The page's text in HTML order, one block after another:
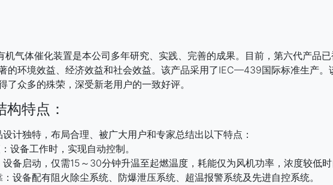
气体催化装置是本公司多年研究、实践、完善的成果。目前，第六代产品
的环境效益、经济效益和社会效益。该产品采用了IEC—439国际标准生产。
了众多的殊荣，深受新老用户的一致好评。
特点：
计独特，布局合理、被广大用户和专家总结出以下特点：
设备工作时，实现自动控制。
备启动，仅需15～30分钟升温至起燃温度，耗能仅为风机功率，浓度较低时
设备配有阻火除尘系统、防爆泄压系统、超温报警系统及先进自控系统。